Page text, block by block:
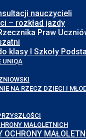
nauczycieli
– rozkład jazdy
Praw
klasy I Szkoły
UNIQA
NA RZECZ DZIECI I
MAŁOLETNICH
OCHRONY